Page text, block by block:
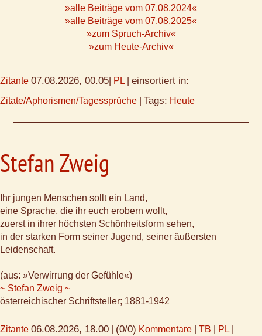
»alle Beiträge vom 07.08.2024«
»alle Beiträge vom 07.08.2025«
»zum Spruch-Archiv«
»zum Heute-Archiv«
Zitante 07.08.2026, 00.05 PL einsortiert in:
Zitate/Aphorismen/Tagessprüche Tags: Heute
Stefan Zweig
Ihr jungen Menschen sollt ein Land,
eine Sprache, die ihr euch erobern wollt,
zuerst in ihrer höchsten Schönheitsform sehen,
in der starken Form seiner Jugend, seiner äußersten
Leidenschaft.
(aus: »Verwirrung der Gefühle«)
~ Stefan Zweig ~
österreichischer Schriftsteller; 1881-1942
Zitante 06.08.2026, 18.00 (0/0) Kommentare TB PL